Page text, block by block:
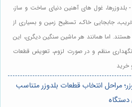
بلدوزرها، غول های آهنین دنیای ساخت و ساز،
جابجایی خاک، تسطیح زمین و بسیاری از
اما همانند هر ماشین سنگین دیگری، این
نگهداری منظم و در صورت لزوم، تعویض قطعات
خرید
مراحل انتخاب قطعات بلدوزر متناسب
دستگاه